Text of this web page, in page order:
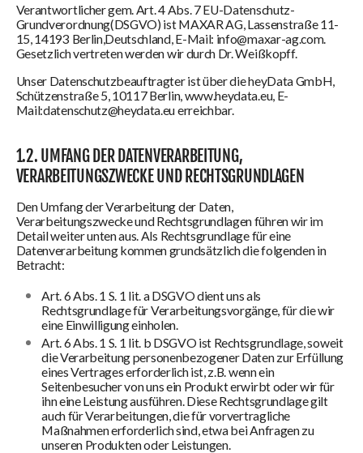
Verantwortlicher gem. Art. 4 Abs. 7 EU-Datenschutz-
Grundverordnung(DSGVO) ist MAXAR AG, Lassenstraße 11-
15, 14193 Berlin,Deutschland, E-Mail: info@maxar-ag.com.
Gesetzlich vertreten werden wir durch Dr. Weißkopff.
Unser Datenschutzbeauftragter ist über die heyData GmbH,
Schützenstraße 5, 10117 Berlin, www.heydata.eu, E-
Mail:datenschutz@heydata.eu erreichbar.
1.2. UMFANG DER DATENVERARBEITUNG,
VERARBEITUNGSZWECKE UND RECHTSGRUNDLAGEN
Den Umfang der Verarbeitung der Daten,
Verarbeitungszwecke und Rechtsgrundlagen führen wir im
Detail weiter unten aus. Als Rechtsgrundlage für eine
Datenverarbeitung kommen grundsätzlich die folgenden in
Betracht:
Art. 6 Abs. 1 S. 1 lit. a DSGVO dient uns als
Rechtsgrundlage für Verarbeitungsvorgänge, für die wir
eine Einwilligung einholen.
Art. 6 Abs. 1 S. 1 lit. b DSGVO ist Rechtsgrundlage, soweit
die Verarbeitung personenbezogener Daten zur Erfüllung
eines Vertrages erforderlich ist, z.B. wenn ein
Seitenbesucher von uns ein Produkt erwirbt oder wir für
ihn eine Leistung ausführen. Diese Rechtsgrundlage gilt
auch für Verarbeitungen, die für vorvertragliche
Maßnahmen erforderlich sind, etwa bei Anfragen zu
unseren Produkten oder Leistungen.